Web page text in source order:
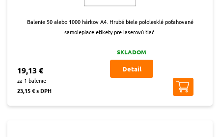
Balenie 50 alebo 1000 hárkov A4. Hrubé biele pololesklé poťahované
samolepiace etikety pre laserovú tlač.
19,13 €
za 1 balenie
23,15 € s DPH
SKLADOM
Detail